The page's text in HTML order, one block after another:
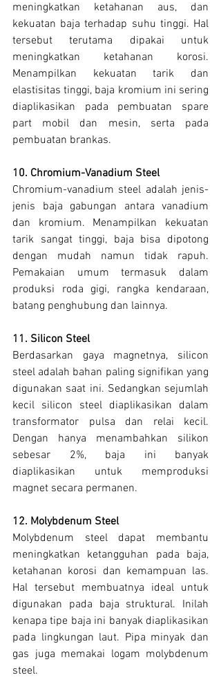
meningkatkan ketahanan aus, dan
kekuatan baja terhadap suhu tinggi. Hal
tersebut terutama dipakai untuk
meningkatkan ketahanan korosi.
Menampilkan kekuatan tarik dan
elastisitas tinggi, baja kromium ini sering
diaplikasikan pada pembuatan spare
part mobil dan mesin, serta pada
pembuatan brankas.
10. Chromium-Vanadium Steel
Chromium-vanadium steel adalah jenis-
jenis baja gabungan antara vanadium
dan kromium. Menampilkan kekuatan
tarik sangat tinggi, baja bisa dipotong
dengan mudah namun tidak rapuh.
Pemakaian umum termasuk dalam
produksi roda gigi, rangka kendaraan,
batang penghubung dan lainnya.
11. Silicon Steel
Berdasarkan gaya magnetnya, silicon
steel adalah bahan paling signifikan yang
digunakan saat ini. Sedangkan sejumlah
kecil silicon steel diaplikasikan dalam
transformator pulsa dan relai kecil.
Dengan hanya menambahkan silikon
sebesar 2%, baja ini banyak
diaplikasikan untuk memproduksi
magnet secara permanen.
12. Molybdenum Steel
Molybdenum steel dapat membantu
meningkatkan ketangguhan pada baja,
ketahanan korosi dan kemampuan las.
Hal tersebut membuatnya ideal untuk
digunakan pada baja struktural. Inilah
kenapa tipe baja ini banyak diaplikasikan
pada lingkungan laut. Pipa minyak dan
gas juga memakai logam molybdenum
steel.